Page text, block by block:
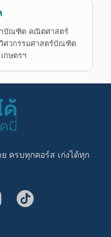
าบัณฑิต คณิตศาสตร์
ศวกรรมศาสตร์บัณฑิต
กษตรฯ
ย ครบทุกคอร์ส เก่งได้ทุก